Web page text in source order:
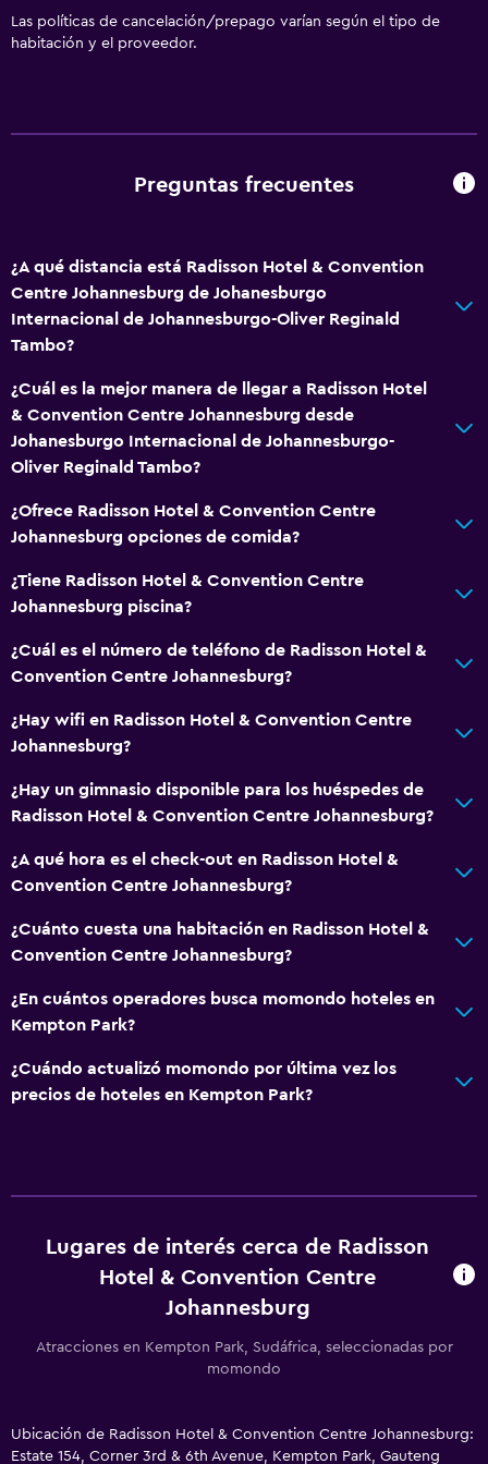
Horno
Microondas
Cafetera
Comedor
Servicios básicos
Wifi disponible en todas las instalaciones
Internet
Extinguidor
Alarma de humo
Aire acondicionado
Ropa de cama
Champú
Gel de ducha
Acondicionador
General
Habitaciones familiares
Vista al patio interior
Zona de estar
Habitaciones insonorizadas
Alfombrado
Las políticas de cancelación/prepago varían según el tipo de
habitación y el proveedor.
Preguntas frecuentes
¿A qué distancia está Radisson Hotel & Convention
Centre Johannesburg de Johanesburgo
Internacional de Johannesburgo-Oliver Reginald
Tambo?
¿Cuál es la mejor manera de llegar a Radisson Hotel
& Convention Centre Johannesburg desde
Johanesburgo Internacional de Johannesburgo-
Oliver Reginald Tambo?
¿Ofrece Radisson Hotel & Convention Centre
Johannesburg opciones de comida?
¿Tiene Radisson Hotel & Convention Centre
Johannesburg piscina?
¿Cuál es el número de teléfono de Radisson Hotel &
Convention Centre Johannesburg?
¿Hay wifi en Radisson Hotel & Convention Centre
Johannesburg?
¿Hay un gimnasio disponible para los huéspedes de
Radisson Hotel & Convention Centre Johannesburg?
¿A qué hora es el check-out en Radisson Hotel &
Convention Centre Johannesburg?
¿Cuánto cuesta una habitación en Radisson Hotel &
Convention Centre Johannesburg?
¿En cuántos operadores busca momondo hoteles en
Kempton Park?
¿Cuándo actualizó momondo por última vez los
precios de hoteles en Kempton Park?
Lugares de interés cerca de Radisson
Hotel & Convention Centre
Johannesburg
Atracciones en Kempton Park, Sudáfrica, seleccionadas por
momondo
Ubicación de Radisson Hotel & Convention Centre Johannesburg:
Estate 154, Corner 3rd & 6th Avenue, Kempton Park, Gauteng